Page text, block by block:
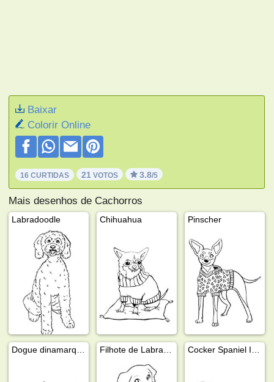
Baixar
Colorir Online
16 CURTIDAS 21 VOTOS 3.8/5
Mais desenhos de Cachorros
Labradoodle Chihuahua Pinscher